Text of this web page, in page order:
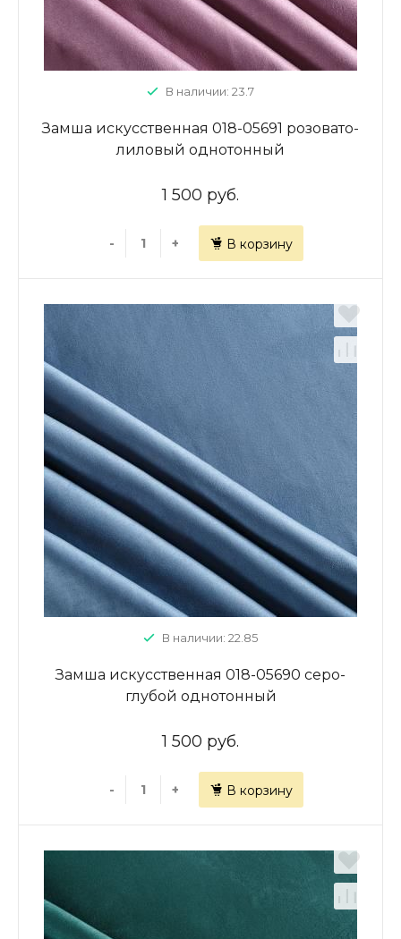
В наличии: 23.7
Замша искусственная 018-05691 розовато-
лиловый однотонный
1 500 руб.
- + В корзину
В наличии: 22.85
Замша искусственная 018-05690 серо-
глубой однотонный
1 500 руб.
- + В корзину